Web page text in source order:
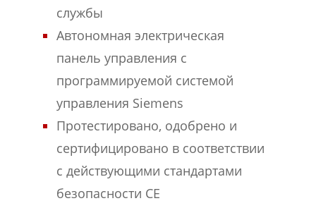
службы
Автономная электрическая
панель управления с
программируемой системой
управления Siemens
Протестировано, одобрено и
сертифицировано в соответствии
с действующими стандартами
безопасности CE